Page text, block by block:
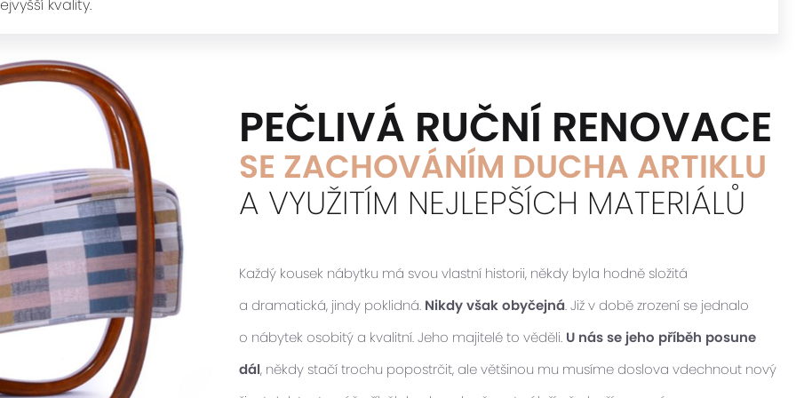
kvality.
PEČLIVÁ RUČNÍ RENOVACE
SE ZACHOVÁNÍM DUCHA ARTIKLU
A VYUŽITÍM NEJLEPŠÍCH MATERIÁLŮ
Každý kousek nábytku má svou vlastní historii, někdy byla hodně složitá
a dramatická, jindy poklidná. Nikdy však obyčejná. Již v době zrození se jednalo
o nábytek osobitý a kvalitní. Jeho majitelé to věděli. U nás se jeho příběh posune
dál, někdy stačí trochu popostrčit, ale většinou mu musíme doslova vdechnout nový